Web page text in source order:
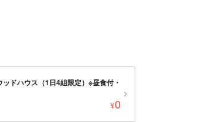
ドハウス（1日4組限定）※昼食付・
¥0